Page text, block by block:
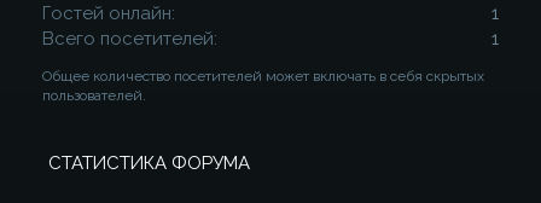
Гостей онлайн
1
Всего посетителей
1
Общее количество посетителей может включать в себя скрытых
пользователей.
СТАТИСТИКА ФОРУМА